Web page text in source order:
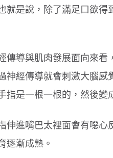
就是說，除了滿足口欲
傳導與肌肉發展面向來
神經傳導就會刺激大腦
指是一根一根的，然後變
伸進嘴巴太裡面會有噁
逐漸成熟。